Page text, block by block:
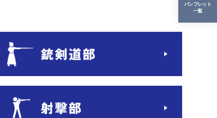
パンフレット
一覧